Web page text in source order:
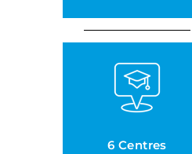
6 Centres